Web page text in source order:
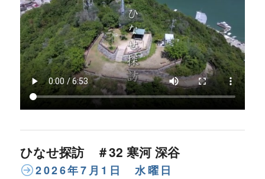
ひなせ探訪 ＃32 寒河 深谷
2026年7月1日 水曜日